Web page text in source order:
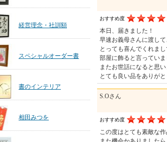
経営理念・社訓額
スペシャルオーダー書
書のインテリア
相田みつを
おすすめ度
本日、届きました！
早速お義母さんに渡して
とっても喜んでくれまし
部屋に飾ると言っていま
またお世話になると思い
とても良い品をありが
S.Oさん
おすすめ度
この度はとても素敵な